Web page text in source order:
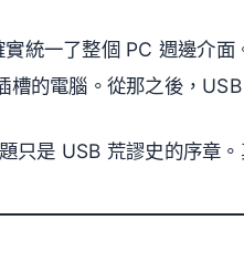
實統一了整個 PC 週邊介
槽的電腦。從那之後，
只是 USB 荒謬史的序章